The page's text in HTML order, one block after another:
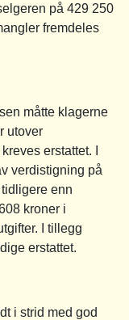
på 429 250
fremdeles
måtte klagerne
utover
erstattet. I
verdistigning på
enn
kroner i
I tillegg
erstattet.
i strid med god